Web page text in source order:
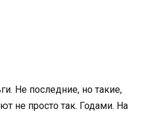
Не последние, но такие,
не просто так. Годами. На